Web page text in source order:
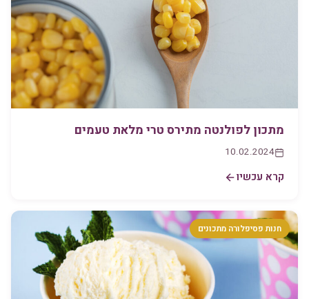
מתכון לפולנטה מתירס טרי מלאת טעמים
10.02.2024
קרא עכשיו
חנות פסיפלורה מתכונים